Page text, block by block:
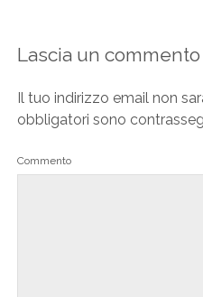
Lascia un commento
Il tuo indirizzo email non
obbligatori sono
Commento